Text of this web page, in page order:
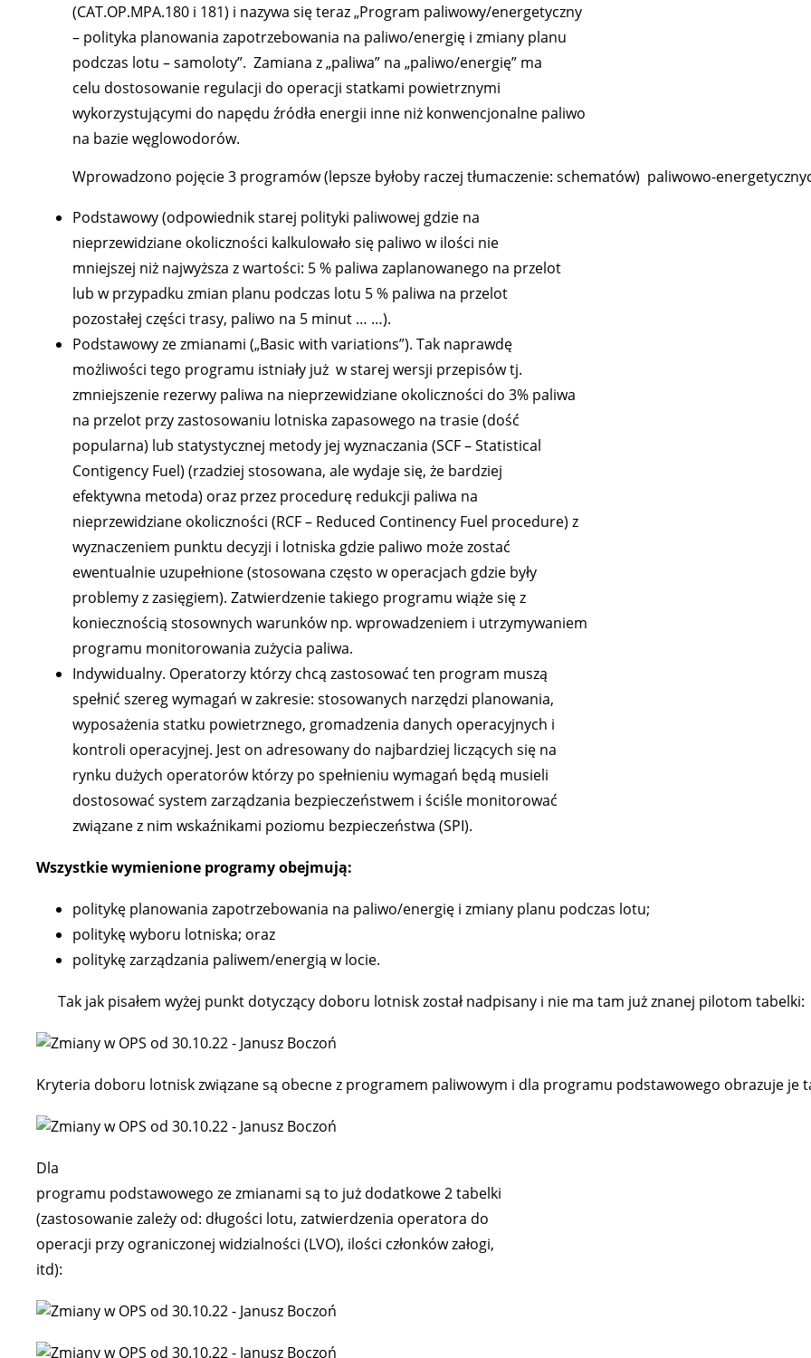
(CAT.OP.MPA.180 i 181) i nazywa się teraz „Program paliwowy/energetyczny
– polityka planowania zapotrzebowania na paliwo/energię i zmiany planu
podczas lotu – samoloty”. Zamiana z „paliwa” na „paliwo/energię” ma
celu dostosowanie regulacji do operacji statkami powietrznymi
wykorzystującymi do napędu źródła energii inne niż konwencjonalne paliwo
na bazie węglowodorów.
Wprowadzono pojęcie 3 programów (lepsze byłoby raczej tłumaczenie: schematów) paliwowo-
Podstawowy (odpowiednik starej polityki paliwowej gdzie na
nieprzewidziane okoliczności kalkulowało się paliwo w ilości nie
mniejszej niż najwyższa z wartości: 5 % paliwa zaplanowanego na przelot
lub w przypadku zmian planu podczas lotu 5 % paliwa na przelot
pozostałej części trasy, paliwo na 5 minut … …).
Podstawowy ze zmianami („Basic with variations”). Tak naprawdę
możliwości tego programu istniały już w starej wersji przepisów tj.
zmniejszenie rezerwy paliwa na nieprzewidziane okoliczności do 3% paliwa
na przelot przy zastosowaniu lotniska zapasowego na trasie (dość
popularna) lub statystycznej metody jej wyznaczania (SCF – Statistical
Contigency Fuel) (rzadziej stosowana, ale wydaje się, że bardziej
efektywna metoda) oraz przez procedurę redukcji paliwa na
nieprzewidziane okoliczności (RCF – Reduced Continency Fuel procedure) z
wyznaczeniem punktu decyzji i lotniska gdzie paliwo może zostać
ewentualnie uzupełnione (stosowana często w operacjach gdzie były
problemy z zasięgiem). Zatwierdzenie takiego programu wiąże się z
koniecznością stosownych warunków np. wprowadzeniem i utrzymywaniem
programu monitorowania zużycia paliwa.
Indywidualny. Operatorzy którzy chcą zastosować ten program muszą
spełnić szereg wymagań w zakresie: stosowanych narzędzi planowania,
wyposażenia statku powietrznego, gromadzenia danych operacyjnych i
kontroli operacyjnej. Jest on adresowany do najbardziej liczących się na
rynku dużych operatorów którzy po spełnieniu wymagań będą musieli
dostosować system zarządzania bezpieczeństwem i ściśle monitorować
związane z nim wskaźnikami poziomu bezpieczeństwa (SPI).
Wszystkie wymienione programy obejmują:
politykę planowania zapotrzebowania na paliwo/energię i zmiany planu podczas lotu;
politykę wyboru lotniska; oraz
politykę zarządzania paliwem/energią w locie.
Tak jak pisałem wyżej punkt dotyczący doboru lotnisk został nadpisany i nie ma tam już znanej pilotom tabelki:
Kryteria doboru lotnisk związane są obecne z programem paliwowym i dla programu podstawowego obrazuje je
Dla
programu podstawowego ze zmianami są to już dodatkowe 2 tabelki
(zastosowanie zależy od: długości lotu, zatwierdzenia operatora do
operacji przy ograniczonej widzialności (LVO), ilości członków załogi,
itd):